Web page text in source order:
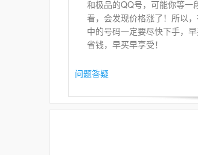
和极品的QQ号，可能你等一
看，会发现价格涨了！所以
中的号码一定要尽快下手，
省钱，早买早享受！
问题答疑